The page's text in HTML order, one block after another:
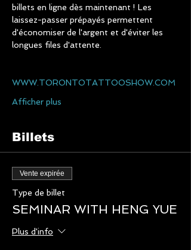
billets en ligne dès maintenant ! Les
laissez-passer prépayés permettent
d'économiser de l'argent et d'éviter les
longues files d'attente.
WWW.TORONTOTATTOOSHOW.COM
Afficher plus
Billets
Vente expirée
Type de billet
SEMINAR WITH HENG YUE
Plus d'info